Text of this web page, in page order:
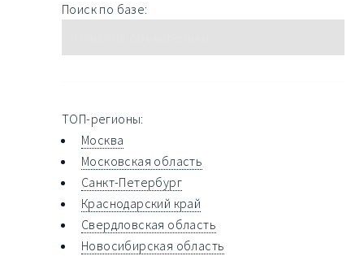
Поиск по базе:
ТОП-регионы:
Москва
Московская область
Санкт-Петербург
Краснодарский край
Свердловская область
Новосибирская область